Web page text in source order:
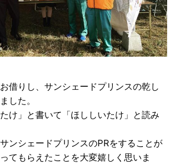
借りし、サンシェードプリンスの乾し
した。
け」と書いて「ほししいたけ」と読み
ンシェードプリンスのPRをすることが
てもらえたことを大変嬉しく思いま